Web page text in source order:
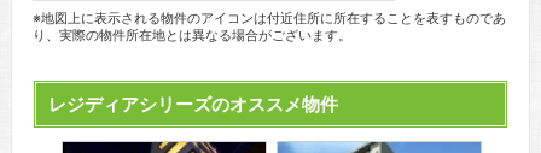
※地図上に表示される物件のアイコンは付近住所に所在することを表すものであ
り、実際の物件所在地とは異なる場合がございます。
レジディアシリーズのオススメ物件